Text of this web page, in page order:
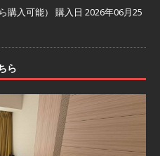
購入可能） 購入日 2026年06月25
ら